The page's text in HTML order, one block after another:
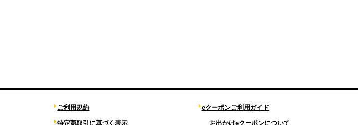
ご利用規約
特定商取引に基づく表示
eクーポンご利用ガイド
お出かけeクーポンについて